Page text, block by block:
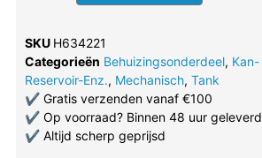
SKU H634221
Categorieën Behuizingsonderdeel, Kan-
Reservoir-Enz., Mechanisch, Tank
✔Gratis verzenden vanaf €100
✔Op voorraad? Binnen 48 uur geleverd
✔Altijd scherp geprijsd